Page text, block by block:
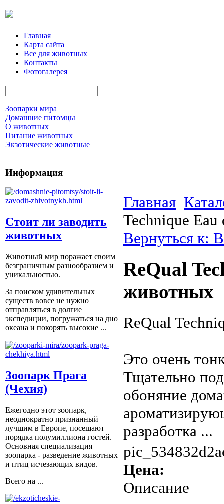
Главная
Карта сайта
Все для животных
Контакты
Фотогалерея
Зоопарки мира
Домашние питомцы
О животных
Питание животных
Экзотические животные
Информация
Стоит ли заводить
животных
Животный мир поражает своим
безграничным разнообразием и
уникальностью.
За поиском удивительных
существ вовсе не нужно
отправляться в долгие
экспедиции, погружаться на дно
океана и покорять высокие ...
Зоопарк Прага
(Чехия)
Ежегодно этот зоопарк,
неоднократно признанный
лучшим в Европе, посещают
порядка полумиллиона гостей.
Основная специализация
зоопарка - разведение животных
и птиц исчезающих видов.
Всего на ...
Главная
Technique
Вернуться к:
ReQual
животных
ReQual
Это очень
Тщательно
обоняние
разработка ...
Цена:
Описание